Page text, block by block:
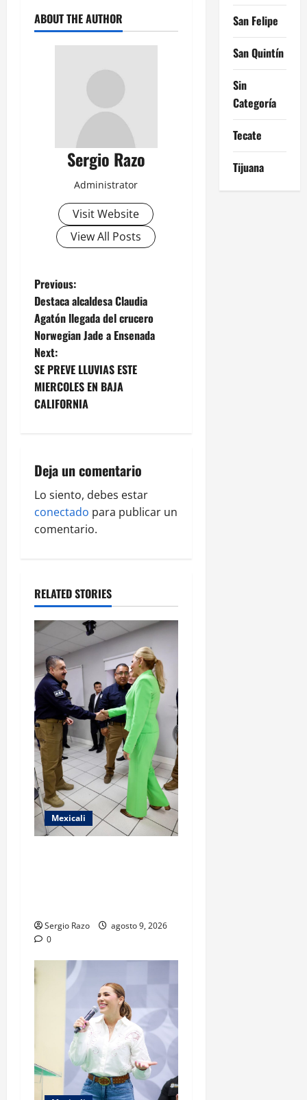
ABOUT THE AUTHOR
Sergio Razo
Administrator
Visit Website
View All Posts
P
o
s
t
n
v
i
g
i
o
n
Previous:
Destaca alcaldesa Claudia
Agatón llegada del crucero
Norwegian Jade a Ensenada
Next:
SE PREVE LLUVIAS ESTE
MIERCOLES EN BAJA
CALIFORNIA
Deja un comentario
Lo siento, debes estar
conectado para publicar un
comentario.
RELATED STORIES
Mexicali
Sergio Razo
agosto 9, 2026
0
San Felipe
San Quintín
Sin
Categoría
Tecate
Tijuana